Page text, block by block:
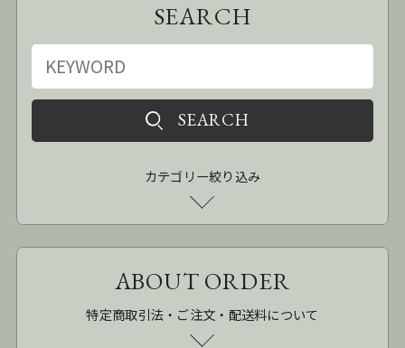
SEARCH
カテゴリー絞り込み
ABOUT ORDER
特定商取引法・ご注文・配送料について